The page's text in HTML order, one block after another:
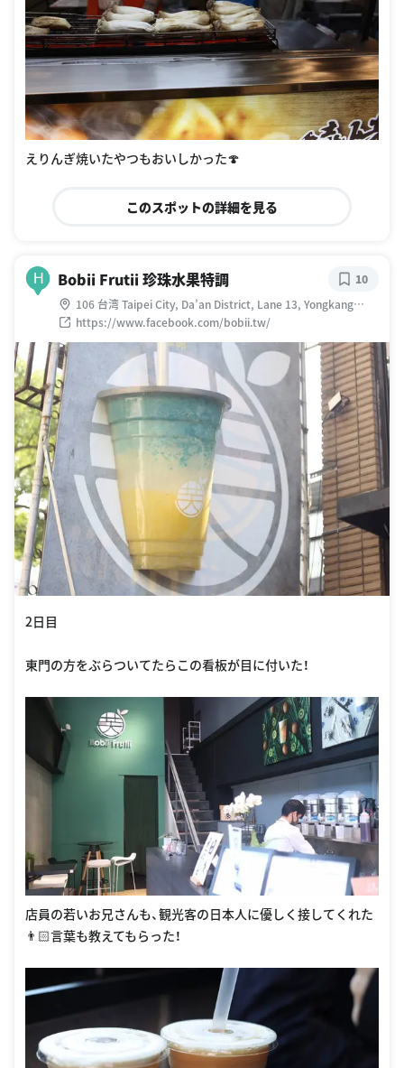
えりんぎ焼いたやつもおいしかった🍄
このスポットの詳細を見る
H Bobii Frutii 珍珠水果特調
106 台湾 Taipei City, Da’an District, Lane 13, Yongkang
Street, 8號1樓
https://www.facebook.com/bobii.tw/
10
2日目
東門の方をぶらついてたらこの看板が目に付いた！
店員の若いお兄さんも、観光客の日本人に優しく接してくれた
👨🏻言葉も教えてもらった！